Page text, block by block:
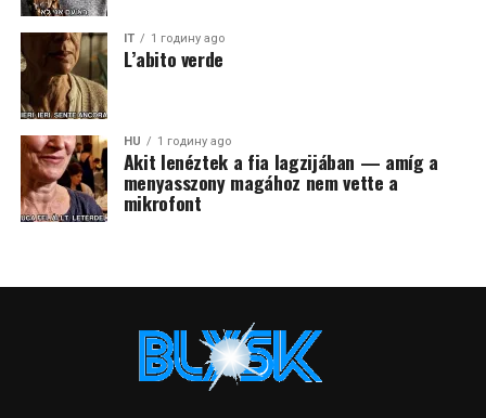
IT 1 годину ago
L’abito verde
HU 1 годину ago
Akit lenéztek a fia lagzijában — amíg a
menyasszony magához nem vette a
mikrofont